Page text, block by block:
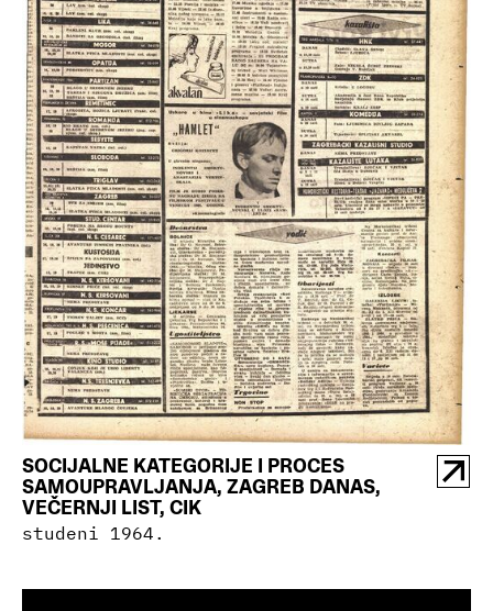
SOCIJALNE KATEGORIJE I PROCES
SAMOUPRAVLJANJA, ZAGREB DANAS,
VEČERNJI LIST, CIK
studeni 1964.